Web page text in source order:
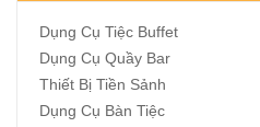
Dụng Cụ Tiệc Buffet
Dụng Cụ Quầy Bar
Thiết Bị Tiền Sảnh
Dụng Cụ Bàn Tiệc